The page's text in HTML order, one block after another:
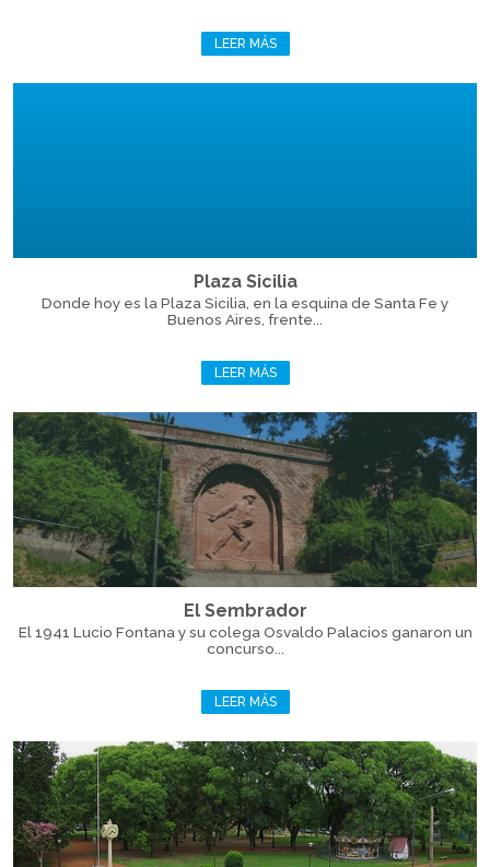
LEER MÁS
Plaza Sicilia
Donde hoy es la Plaza Sicilia, en la esquina de Santa Fe y
Buenos Aires, frente...
LEER MÁS
El Sembrador
El 1941 Lucio Fontana y su colega Osvaldo Palacios ganaron un
concurso...
LEER MÁS